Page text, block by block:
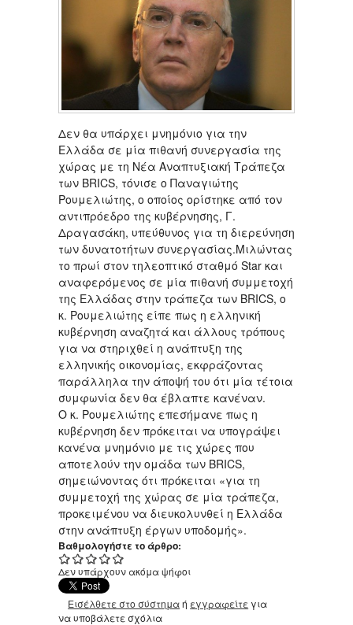
Δεν θα υπάρχει μνημόνιο για την
Ελλάδα σε μία πιθανή συνεργασία της
χώρας με τη Νέα Αναπτυξιακή Τράπεζα
των BRICS, τόνισε ο Παναγιώτης
Ρουμελιώτης, ο οποίος ορίστηκε από τον
αντιπρόεδρο της κυβέρνησης, Γ.
Δραγασάκη, υπεύθυνος για τη διερεύνηση
των δυνατοτήτων συνεργασίας.Μιλώντας
το πρωί στον τηλεοπτικό σταθμό Star και
αναφερόμενος σε μία πιθανή συμμετοχή
της Ελλάδας στην τράπεζα των BRICS, ο
κ. Ρουμελιώτης είπε πως η ελληνική
κυβέρνηση αναζητά και άλλους τρόπους
για να στηριχθεί η ανάπτυξη της
ελληνικής οικονομίας, εκφράζοντας
παράλληλα την άποψή του ότι μία τέτοια
συμφωνία δεν θα έβλαπτε κανέναν.
Ο κ. Ρουμελιώτης επεσήμανε πως η
κυβέρνηση δεν πρόκειται να υπογράψει
κανένα μνημόνιο με τις χώρες που
αποτελούν την ομάδα των BRICS,
σημειώνοντας ότι πρόκειται «για τη
συμμετοχή της χώρας σε μία τράπεζα,
προκειμένου να διευκολυνθεί η Ελλάδα
στην ανάπτυξη έργων υποδομής».
Βαθμολογήστε το άρθρο:
Δεν υπάρχουν ακόμα ψήφοι
Εισέλθετε στο σύστημαή εγγραφείτε για
να υποβάλετε σχόλια